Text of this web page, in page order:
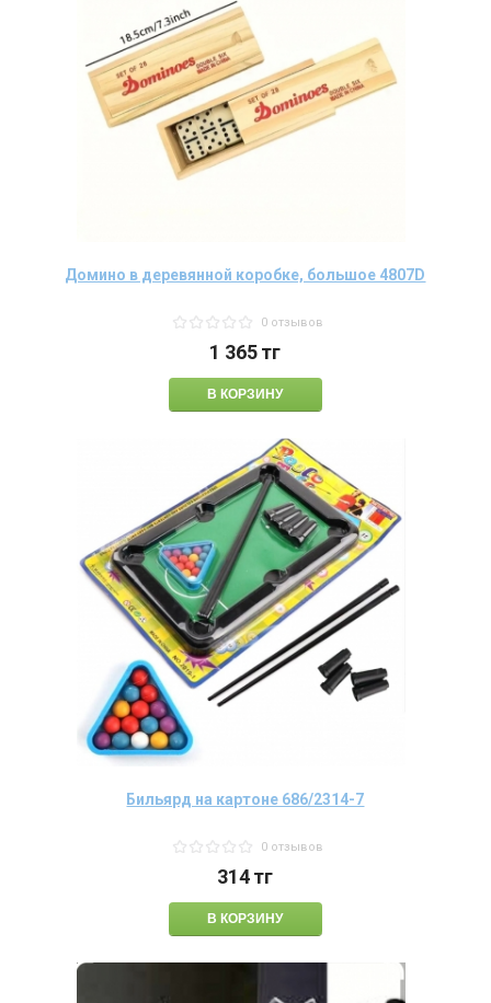
Домино в деревянной коробке, большое 4807D
0 отзывов
1 365тг
Бильярд на картоне 686/2314-7
0 отзывов
314тг